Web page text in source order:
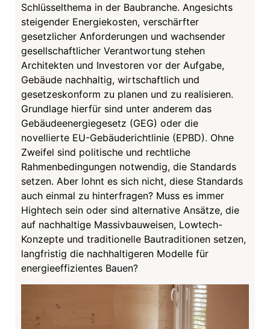
Schlüsselthema in der Baubranche. Angesichts
steigender Energiekosten, verschärfter
gesetzlicher Anforderungen und wachsender
gesellschaftlicher Verantwortung stehen
Architekten und Investoren vor der Aufgabe,
Gebäude nachhaltig, wirtschaftlich und
gesetzeskonform zu planen und zu realisieren.
Grundlage hierfür sind unter anderem das
Gebäudeenergiegesetz (GEG) oder die
novellierte EU-Gebäuderichtlinie (EPBD). Ohne
Zweifel sind politische und rechtliche
Rahmenbedingungen notwendig, die Standards
setzen. Aber lohnt es sich nicht, diese Standards
auch einmal zu hinterfragen? Muss es immer
Hightech sein oder sind alternative Ansätze, die
auf nachhaltige Massivbauweisen, Lowtech-
Konzepte und traditionelle Bautraditionen setzen,
langfristig die nachhaltigeren Modelle für
energieeffizientes Bauen?